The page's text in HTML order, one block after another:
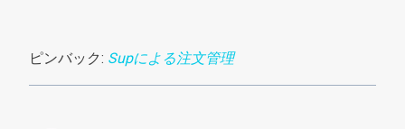
ピンバック: Supによる注文管理